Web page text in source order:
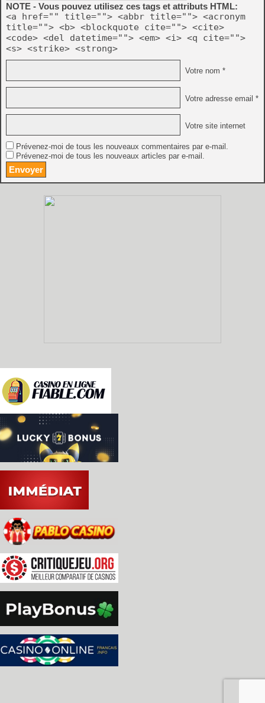
NOTE - Vous pouvez utilisez ces tags et attributs HTML:
<a href="" title=""> <abbr title=""> <acronym
title=""> <b> <blockquote cite=""> <cite>
<code> <del datetime=""> <em> <i> <q cite="">
<s> <strike> <strong>
Votre nom *
Votre adresse email *
Votre site internet
Prévenez-moi de tous les nouveaux commentaires par e-mail.
Prévenez-moi de tous les nouveaux articles par e-mail.